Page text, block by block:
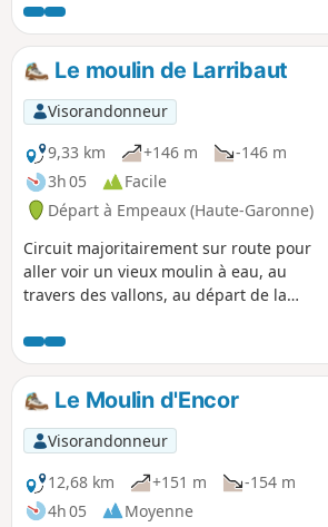
dans le Sud-Est du Gers, vous
découvrirez notamment des panoramas,
un magnifique ensemble paysager et le
village. À Samatan, marché au gras tous
les lundis matin.
Le moulin de Larribaut
Visorandonneur
9,33 km
+146 m
-146 m
3h 05
Facile
Départ à Empeaux (Haute-Garonne)
Circuit majoritairement sur route pour
aller voir un vieux moulin à eau, au
travers des vallons, au départ de la
de vue à la Vigie d'Azimont.
Le Moulin d'Encor
Visorandonneur
12,68 km
+151 m
-154 m
4h 05
Moyenne